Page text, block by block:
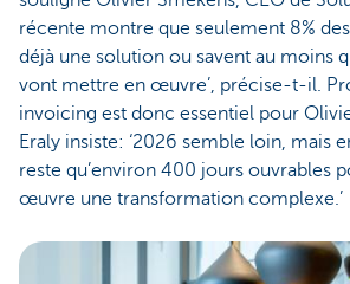
récente montre que seulement 8%
déjà une solution ou savent au moins
vont mettre en œuvre’, précise-t-il.
invoicing est donc essentiel pour
Eraly insiste: ‘2026 semble loin, mais
reste qu’environ 400 jours ouvrables
œuvre une transformation complexe.’